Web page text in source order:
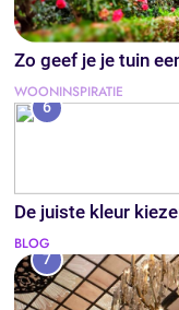
Zo geef je je tuin
WOONINSPIRATIE
6
De juiste kleur
BLOG
7